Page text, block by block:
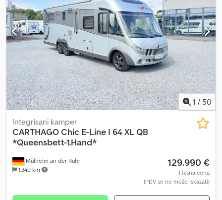
1 / 50
Mülheim an der Ruhr
1.340 km
Integrisani kamper
CARTHAGOChic E-Line I 64 XL QB
*Queensbett-1.Hand*
129.990 €
Fiksna cena
(PDV se ne može iskazati)